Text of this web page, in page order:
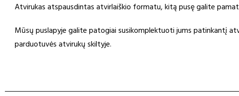
Atvirukas atspausdintas atvirlaiškio formatu, kitą pusę galite
Mūsų puslapyje galite patogiai susikomplektuoti jums patinkantį
parduotuvės atvirukų skiltyje.